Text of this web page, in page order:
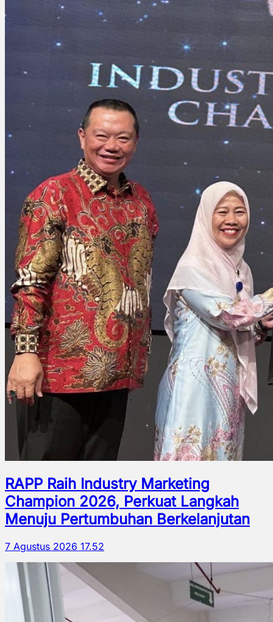
RAPP Raih Industry Marketing
Champion 2026, Perkuat Langkah
Menuju Pertumbuhan Berkelanjutan
7 Agustus 2026 17.52